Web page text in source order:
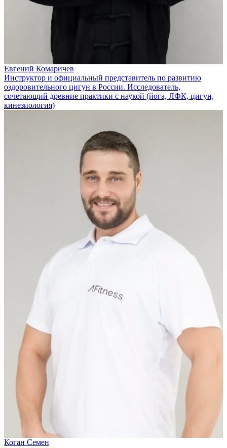
Евгений Комаричев
Инструктор и официальный представитель по развитию
оздоровительного цигун в России. Исследователь,
сочетающий древние практики с наукой (йога, ЛФК, цигун,
кинезиология)
Коган Семен